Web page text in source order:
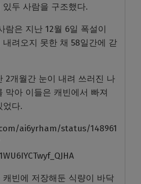
두 사람을 구조했다.
람은 지난 12월 6일 폭설이
려오지 못한 채 58일간에 갇
2개월간 눈이 내려 쓰러진 나
막아 이들은 캐빈에서 빠져
었다.
ai6yrham/status/148961
캐빈에 저장해둔 식량이 바닥